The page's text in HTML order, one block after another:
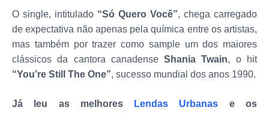
O single, intitulado “Só Quero Você”, chega carregado
de expectativa não apenas pela química entre os artistas,
mas também por trazer como sample um dos maiores
clássicos da cantora canadenseShania Twain, o hit
“You’re Still The One”, sucesso mundial dos anos 1990.
Já leu as melhores Lendas Urbanas e os